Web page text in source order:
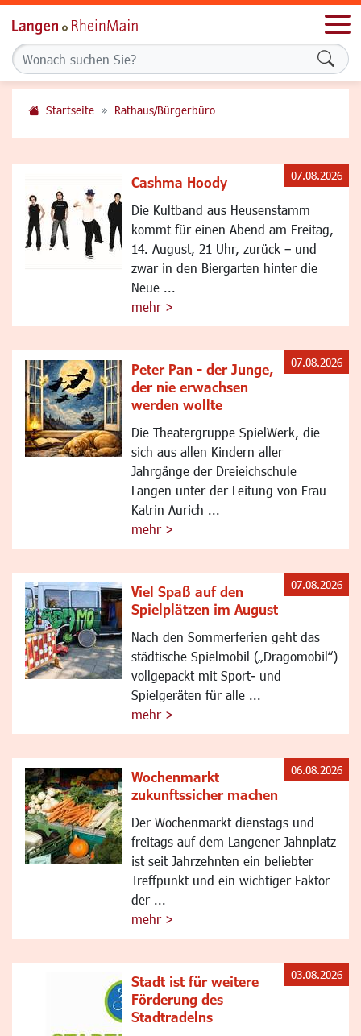
Startseite Rathaus/Bürgerbüro
Cashma Hoody
Die Kultband aus Heusenstamm
kommt für einen Abend am Freitag,
14. August, 21 Uhr, zurück – und
zwar in den Biergarten hinter die
Neue ...
mehr >
07.08.2026
Peter Pan - der Junge,
der nie erwachsen
werden wollte
Die Theatergruppe SpielWerk, die
sich aus allen Kindern aller
Jahrgänge der Dreieichschule
Langen unter der Leitung von Frau
Katrin Aurich ...
mehr >
07.08.2026
Viel Spaß auf den
Spielplätzen im August
Nach den Sommerferien geht das
städtische Spielmobil („Dragomobil“)
vollgepackt mit Sport- und
Spielgeräten für alle ...
mehr >
07.08.2026
Wochenmarkt
zukunftssicher machen
Der Wochenmarkt dienstags und
freitags auf dem Langener Jahnplatz
ist seit Jahrzehnten ein beliebter
Treffpunkt und ein wichtiger Faktor
der ...
mehr >
06.08.2026
Stadt ist für weitere
Förderung des
Stadtradelns
03.08.2026